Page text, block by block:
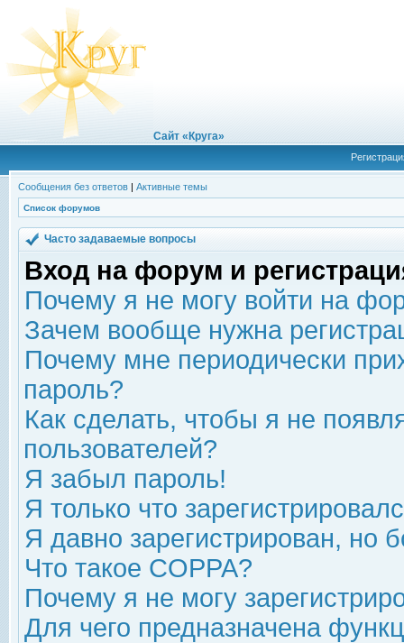
Сайт «Круга»
Сообщения без ответов | Активные темы
Список форумов
Часто задаваемые вопросы
Вход на форум и
Почему я не могу войти на
Зачем вообще нужна
Почему мне периодически
пароль?
Как сделать, чтобы я не
пользователей?
Я забыл пароль!
Я только что
Я давно зарегистрирован, но
Что такое COPPA?
Почему я не могу
Для чего предназначена